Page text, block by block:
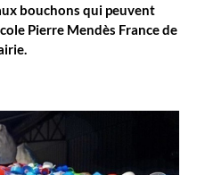
bouchons qui peuvent
Pierre Mendès France de